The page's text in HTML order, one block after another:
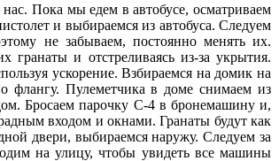
Пока мы едем в автобусе, осматриваем
и выбираемся из автобуса. Следуем
не забываем, постоянно менять их.
и отстреливаясь из-за укрытия.
ускорение. Взбираемся на домик на
флангу. Пулеметчика в доме снимаем из
Бросаем парочку C-4 в бронемашину и,
входом и окнами. Гранаты будут как
двери, выбираемся наружу. Следуем за
на улицу, чтобы увидеть все машины